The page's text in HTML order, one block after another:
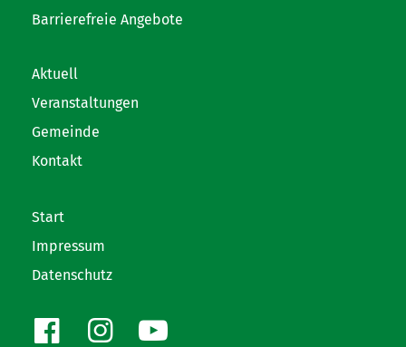
Barrierefreie Angebote
Aktuell
Veranstaltungen
Gemeinde
Kontakt
Start
Impressum
Datenschutz
FacebookInstagram